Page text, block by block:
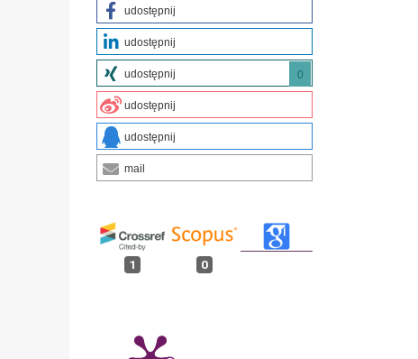
udostępnij
udostępnij
udostępnij 0
udostępnij
udostępnij
mail
1 0